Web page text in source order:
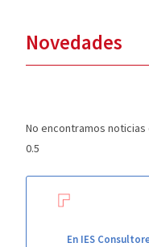
Novedades
No encontramos
En IES